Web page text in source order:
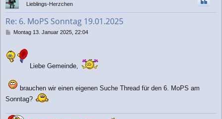
Lieblings-Herzchen
Re: 6. MoPS Sonntag 19.01.2025
B
t
r
Montag 13. Januar 2025, 22:04
Liebe Gemeinde,
brauchen wir einen eigenen Suche Thread für den 6. MoPS am
Sonntag?